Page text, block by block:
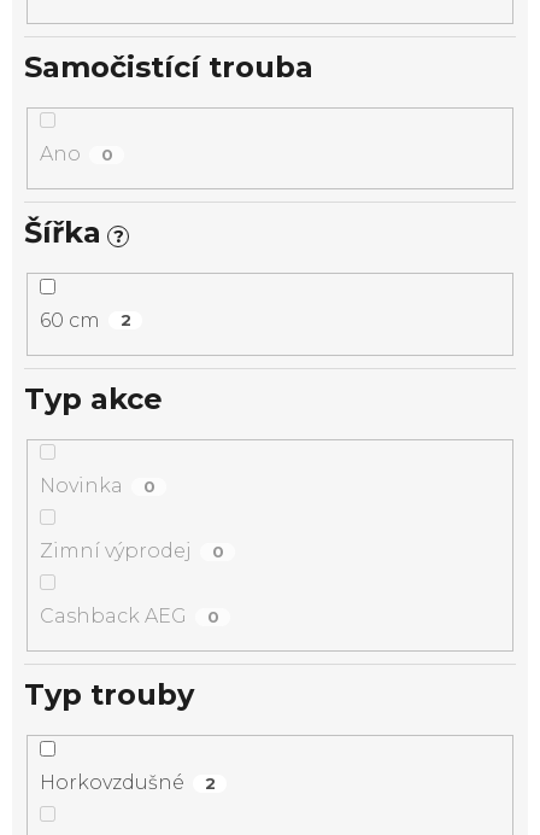
Samočistící trouba
Ano 0
Šířka ?
60 cm 2
Typ akce
Novinka 0
Zimní výprodej 0
Cashback AEG 0
Typ trouby
Horkovzdušné 2